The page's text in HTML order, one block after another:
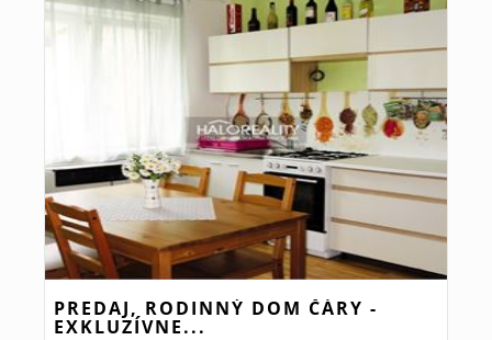
PREDAJ, RODINNÝ DOM ČÁRY -
EXKLUZÍVNE...